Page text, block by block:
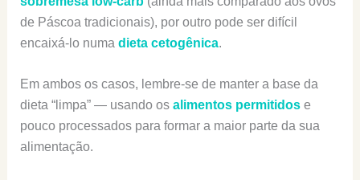
de Páscoa tradicionais), por outro pode ser difícil
encaixá-lo numa dieta cetogênica.
Em ambos os casos, lembre-se de manter a base da
dieta “limpa” — usando os alimentos permitidose
pouco processados para formar a maior parte da sua
alimentação.